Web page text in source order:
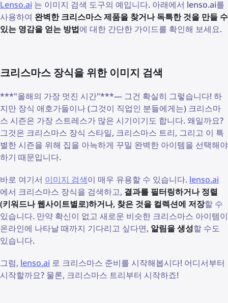
Lenso.ai 는 이미지 검색 도구의 예입니다. 아래에서 lenso.ai를
사용하여 완벽한 크리스마스 제품을 찾거나 독특한 것을 만들 수
있는 영감을 얻는 방법에 대한 간단한 가이드를 확인해 보세요.
크리스마스 장식을 위한 이미지 검색
***"올해의 가장 멋진 시간"***— 그건 확실히 그렇습니다! 하
지만 장식 애호가들이나 (그것이 직업인 분들에게는) 크리스마
스 시즌은 가장 스트레스가 많은 시기이기도 합니다. 왜일까요?
그것은 크리스마스 장식 스타일, 크리스마스 트리, 그리고 이 특
별한 시즌을 위해 집을 아늑하게 꾸밀 완벽한 아이템을 선택해야
하기 때문입니다.
바로 여기서 이미지 검색이 매우 유용할 수 있습니다. lenso.ai
에서 크리스마스 장식을 검색하고, 결과를 필터링하거나 정렬
(키워드나 웹사이트별로)하거나, 찾은 것을 컬렉션에 저장할 수
있습니다. 만약 확신이 없고 새로운 비슷한 크리스마스 아이템이
온라인에 나타날 때까지 기다리고 싶다면, 알림을 생성할 수도
있습니다.
그럼, lenso.ai 로 크리스마스 준비를 시작해봅시다! 어디서부터
시작할까요? 물론, 크리스마스 트리부터 시작하죠!